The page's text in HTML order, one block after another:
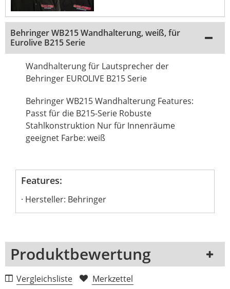
Behringer WB215 Wandhalterung, weiß, für
Eurolive B215 Serie
Wandhalterung für Lautsprecher der
Behringer EUROLIVE B215 Serie
Behringer WB215 Wandhalterung Features:
Passt für die B215-Serie Robuste
Stahlkonstruktion Nur für Innenräume
geeignet Farbe: weiß
Features:
Hersteller: Behringer
Produktbewertung
1 Rezension
Vergleichsliste Merkzettel